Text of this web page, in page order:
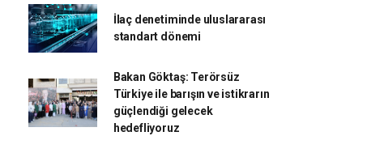
İlaç denetiminde uluslararası
standart dönemi
Bakan Göktaş: Terörsüz
Türkiye ile barışın ve istikrarın
güçlendiği gelecek
hedefliyoruz